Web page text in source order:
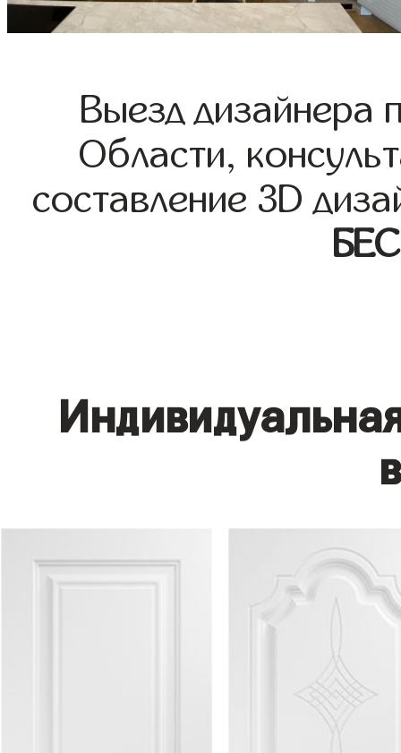
Выезд дизайнера
Области,
составление 3D